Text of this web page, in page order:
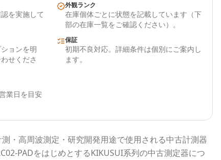
を実施して
外観ランク
在庫個体ごとに状態を記載しています（下
部の在庫一覧をご確認ください）。
ョンを明
せくださ
保証
初期不良対応。詳細条件は個別にご案内し
ます。
業日を目安
・高周波測定・研究開発用途で使用される中古計測器
PADをはじめとするKIKUSUI系列の中古測定器につ